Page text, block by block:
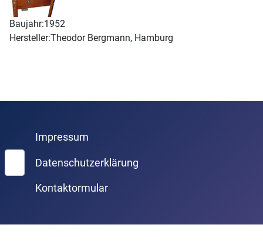
Baujahr:1952
Hersteller:Theodor Bergmann, Hamburg
Suchen
Impressum
Datenschutzerklärung
Kontaktormular